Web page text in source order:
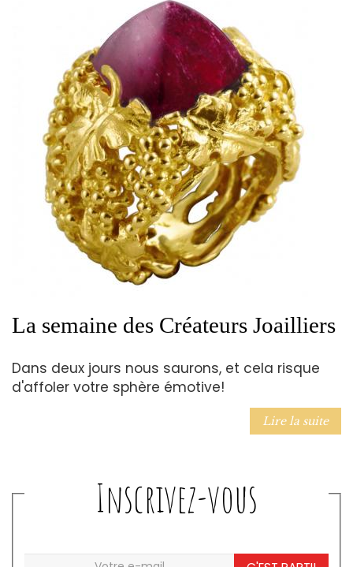
La semaine des Créateurs Joailliers
Dans deux jours nous saurons, et cela risque
d'affoler votre sphère émotive!
Lire la suite
Inscrivez-vous